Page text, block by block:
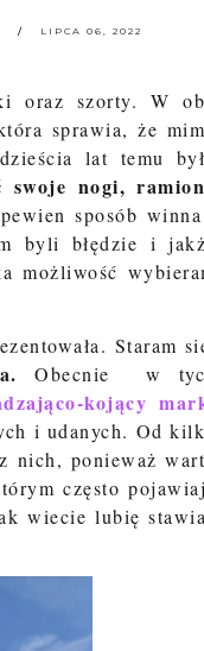
LIPCA 06, 2022
oraz szorty. W
sprawia, że
lat temu
swoje nogi,
sposób
byli błędzie i
możliwość
Staram
Obecnie w
kojący
i udanych. Od
nich, ponieważ
często
wiecie lubię